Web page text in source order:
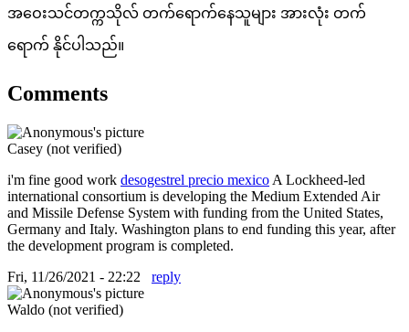
အဝေးသင်တက္ကသိုလ် တက်ရောက်နေသူများ အားလုံး တက်
ရောက် နိုင်ပါသည်။
Comments
Casey (not verified)
i'm fine good work desogestrel precio mexico A Lockheed-led
international consortium is developing the Medium Extended Air
and Missile Defense System with funding from the United States,
Germany and Italy. Washington plans to end funding this year, after
the development program is completed.
Fri, 11/26/2021 - 22:22
reply
Waldo (not verified)